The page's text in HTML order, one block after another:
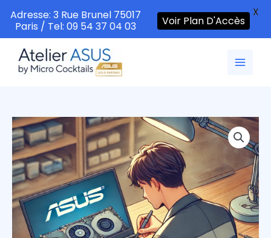
contenu
Adresse: 3 Rue Brunel 75017
Paris / Tel: 09 54 37 04 03
Voir Plan D'Accès
X